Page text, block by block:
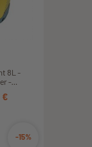
pas été livré avec le
8L -
-...
€
-15%